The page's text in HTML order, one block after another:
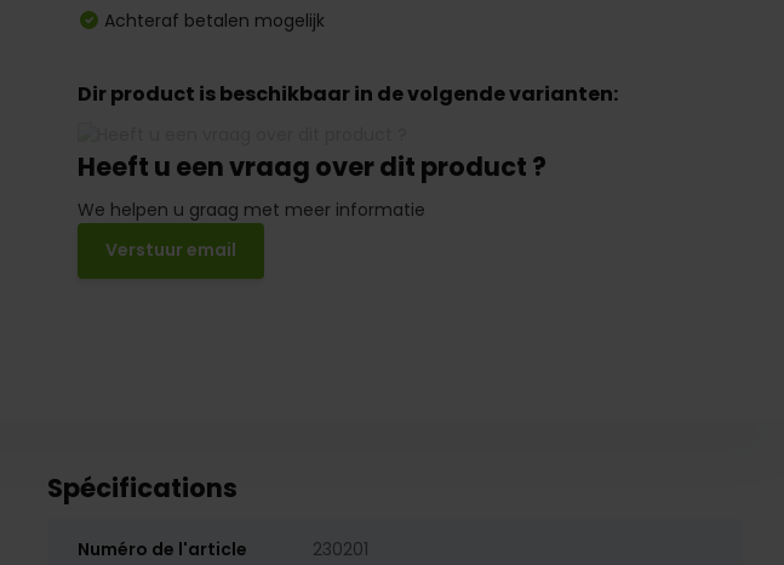
Achteraf betalen mogelijk
Dir product is beschikbaar in de volgende varianten:
Heeft u een vraag over dit product ?
We helpen u graag met meer informatie
Verstuur email
Spécifications
Numéro de l'article 230201